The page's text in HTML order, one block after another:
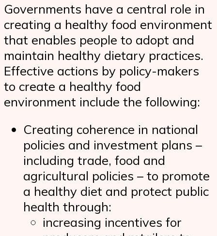
Governments have a central role in
creating a healthy food environment
that enables people to adopt and
maintain healthy dietary practices.
Effective actions by policy-makers
to create a healthy food
environment include the following:
Creating coherence in national
policies and investment plans –
including trade, food and
agricultural policies – to promote
a healthy diet and protect public
health through:
increasing incentives for